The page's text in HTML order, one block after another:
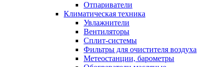
Отпариватели
Климатическая техника
Увлажнители
Вентиляторы
Сплит-системы
Фильтры для очистителя воздуха
Метеостанции, барометры